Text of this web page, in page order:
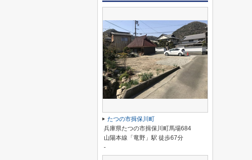
たつの市揖保川町
兵庫県たつの市揖保川町馬場684
山陽本線「竜野」駅 徒歩67分
-